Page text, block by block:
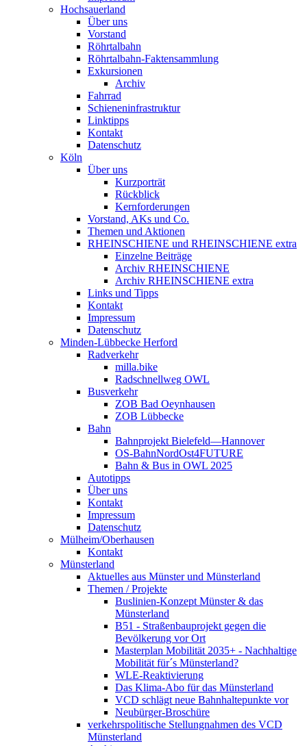
Hochsauerland
Über uns
Vorstand
Röhrtalbahn
Röhrtalbahn-Faktensammlung
Exkursionen
Archiv
Fahrrad
Schieneninfrastruktur
Linktipps
Kontakt
Datenschutz
Köln
Über uns
Kurzporträt
Rückblick
Kernforderungen
Vorstand, AKs und Co.
Themen und Aktionen
RHEINSCHIENE und RHEINSCHIENE extra
Einzelne Beiträge
Archiv RHEINSCHIENE
Archiv RHEINSCHIENE extra
Links und Tipps
Kontakt
Impressum
Datenschutz
Minden-Lübbecke Herford
Radverkehr
milla.bike
Radschnellweg OWL
Busverkehr
ZOB Bad Oeynhausen
ZOB Lübbecke
Bahn
Bahnprojekt Bielefeld—Hannover
OS-BahnNordOst4FUTURE
Bahn & Bus in OWL 2025
Autotipps
Über uns
Kontakt
Impressum
Datenschutz
Mülheim/Oberhausen
Kontakt
Münsterland
Aktuelles aus Münster und Münsterland
Themen / Projekte
Buslinien-Konzept Münster & das
Münsterland
B51 - Straßenbauprojekt gegen die
Bevölkerung vor Ort
Masterplan Mobilität 2035+ - Nachhaltige
Mobilität für´s Münsterland?
WLE-Reaktivierung
Das Klima-Abo für das Münsterland
VCD schlägt neue Bahnhaltepunkte vor
Neubürger-Broschüre
verkehrspolitische Stellungnahmen des VCD
Münsterland